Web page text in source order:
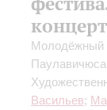
Молодёжный
Паулавичюса
Васильев;